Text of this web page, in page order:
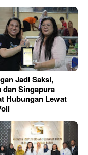
Jadi Saksi,
dan Singapura
Hubungan Lewat